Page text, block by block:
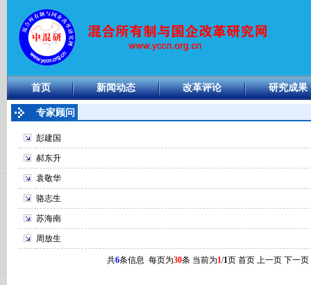
首页 新闻动态 改革评论 研究成果
专家顾问
彭建国
郝东升
袁敬华
骆志生
苏海南
周放生
共6条信息 每页为30条 当前为1/1页 首页 上一页 下一页